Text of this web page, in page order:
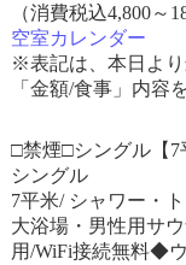
（消費税込4,800～
空室カレンダー
※表記は、本日よ
「金額/食事」内容
□禁煙□シングル【7
シングル
7平米/ シャワー・
大浴場・男性用サ
用/WiFi接続無料◆